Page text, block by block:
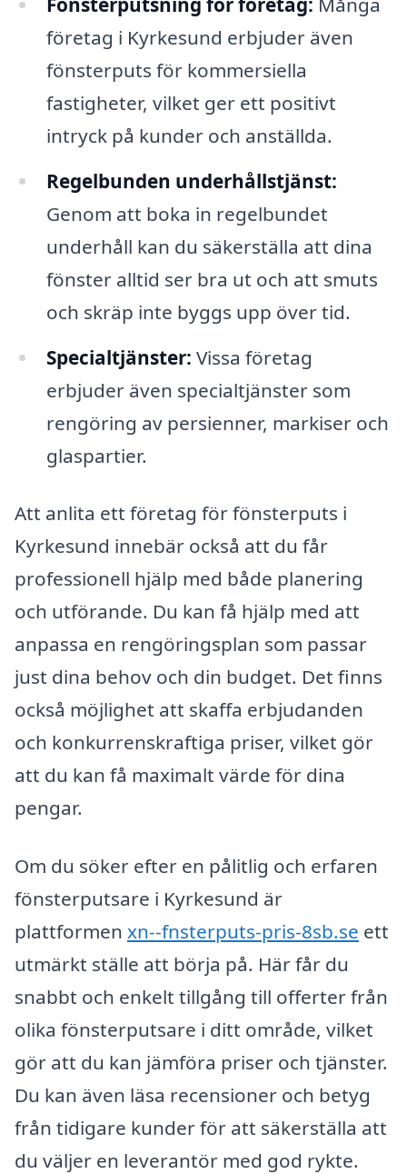
företag i Kyrkesund erbjuder även
fönsterputs för kommersiella
fastigheter, vilket ger ett positivt
intryck på kunder och anställda.
Regelbunden underhållstjänst:
Genom att boka in regelbundet
underhåll kan du säkerställa att dina
fönster alltid ser bra ut och att smuts
och skräp inte byggs upp över tid.
Specialtjänster: Vissa företag
erbjuder även specialtjänster som
rengöring av persienner, markiser och
glaspartier.
Att anlita ett företag för fönsterputs i
Kyrkesund innebär också att du får
professionell hjälp med både planering
och utförande. Du kan få hjälp med att
anpassa en rengöringsplan som passar
just dina behov och din budget. Det finns
också möjlighet att skaffa erbjudanden
och konkurrenskraftiga priser, vilket gör
att du kan få maximalt värde för dina
pengar.
Om du söker efter en pålitlig och erfaren
fönsterputsare i Kyrkesund är
plattformen xn--fnsterputs-pris-8sb.se ett
utmärkt ställe att börja på. Här får du
snabbt och enkelt tillgång till offerter från
olika fönsterputsare i ditt område, vilket
gör att du kan jämföra priser och tjänster.
Du kan även läsa recensioner och betyg
från tidigare kunder för att säkerställa att
du väljer en leverantör med god rykte.